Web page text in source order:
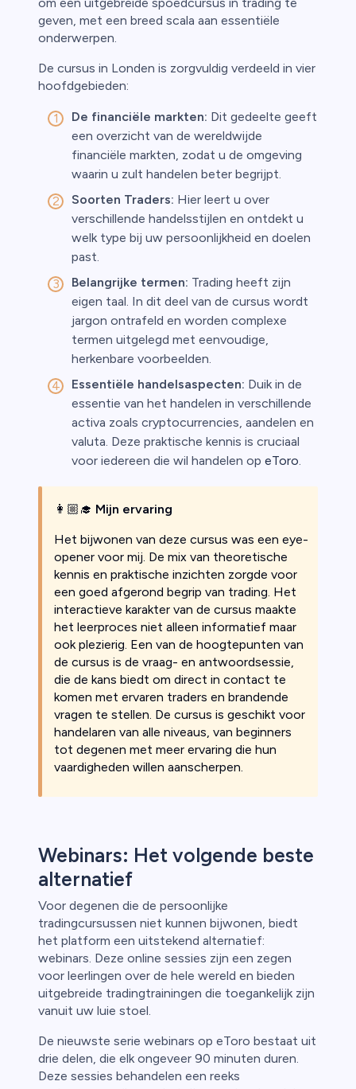
geven, met een breed scala aan essentiële
onderwerpen.
De cursus in Londen is zorgvuldig verdeeld in vier
hoofdgebieden:
De financiële markten: Dit gedeelte geeft
een overzicht van de wereldwijde
financiële markten, zodat u de omgeving
waarin u zult handelen beter begrijpt.
Soorten Traders: Hier leert u over
verschillende handelsstijlen en ontdekt u
welk type bij uw persoonlijkheid en doelen
past.
Belangrijke termen: Trading heeft zijn
eigen taal. In dit deel van de cursus wordt
jargon ontrafeld en worden complexe
termen uitgelegd met eenvoudige,
herkenbare voorbeelden.
Essentiële handelsaspecten: Duik in de
essentie van het handelen in verschillende
activa zoals cryptocurrencies, aandelen en
valuta. Deze praktische kennis is cruciaal
voor iedereen die wil handelen op eToro.
👩🏼‍🎓 Mijn ervaring
Het bijwonen van deze cursus was een eye-
opener voor mij. De mix van theoretische
kennis en praktische inzichten zorgde voor
een goed afgerond begrip van trading. Het
interactieve karakter van de cursus maakte
het leerproces niet alleen informatief maar
ook plezierig. Een van de hoogtepunten van
de cursus is de vraag- en antwoordsessie,
die de kans biedt om direct in contact te
komen met ervaren traders en brandende
vragen te stellen. De cursus is geschikt voor
handelaren van alle niveaus, van beginners
tot degenen met meer ervaring die hun
vaardigheden willen aanscherpen.
Webinars: Het volgende beste
alternatief
Voor degenen die de persoonlijke
tradingcursussen niet kunnen bijwonen, biedt
het platform een uitstekend alternatief:
webinars. Deze online sessies zijn een zegen
voor leerlingen over de hele wereld en bieden
uitgebreide tradingtrainingen die toegankelijk zijn
vanuit uw luie stoel.
De nieuwste serie webinars op eToro bestaat uit
drie delen, die elk ongeveer 90 minuten duren.
Deze sessies behandelen een reeks